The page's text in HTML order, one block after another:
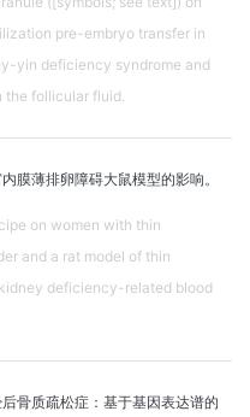
pre-embryo transfer in
yin deficiency syndrome and
the follicular fluid.
膜薄排卵障碍大鼠模型的影响。
on women with thin
and a rat model of thin
deficiency-related blood
骨质疏松症：基于基因表达谱的